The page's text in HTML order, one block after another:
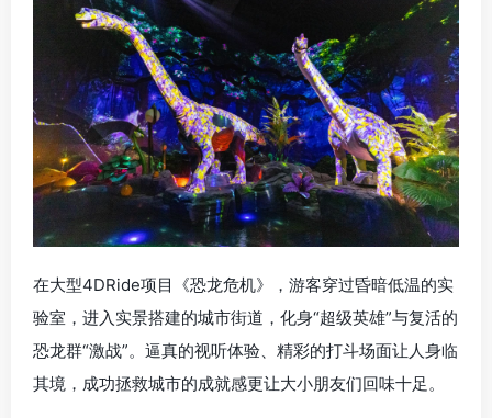
在大型4DRide项目《恐龙危机》，游客穿过昏暗低温的实
验室，进入实景搭建的城市街道，化身“超级英雄”与复活的
恐龙群“激战”。逼真的视听体验、精彩的打斗场面让人身临
其境， 成功拯救城市的成就感更让大小朋友们回味十足。